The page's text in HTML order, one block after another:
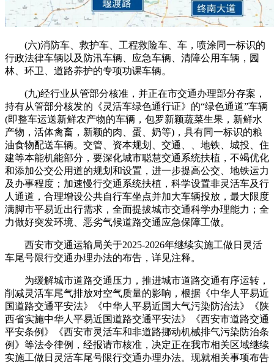
(六)消防车、救护车、工程救险车、车，喷涂同一标识的
行政法律车辆以及防汛车辆、应急车辆、清障公用车辆，园
林、环卫、道路养护的专项功课车辆。
(九)经行业从管部分核准，并正在市交通办理部分存案，
持有从管部分核发的《灵活车绿色通行证》的“绿色通道”车辆
(即整车运送新鲜农产物的车辆，包罗新颖蔬菜生果，新鲜水
产物，活体禽畜，新颖的肉、蛋、奶等)，具有同一标识的粮
油食物配送车辆。交管、资本规划、交通、、地铁、城投、住
建等本能机能部分，要深化城市聪慧交通系统扶植，不竭优化
和添加公交公用道的规划和设置，进一步提高公交、地铁运力
及办事程度；加速慢行交通系统扶植，科学设置非灵活车及行
人通道，合理增设公共自行车坐点并加大车辆投放，最大限度
满脚市平易近出行需求，全面提拔城市交通科学办理能力；全
力做好突发环境、恶劣气候道路交通应急保障工做。
西安市交通运输局关于2025-2026年继续实施工做日灵活
车尾号限行交通办理办法的布告，详见注释。
为缓解城市道路交通压力，推进城市道路交通有序运转，
削减灵活车尾气排放对空气质量的影响，根据《中华人平易近
国道路交通平安法》《中华人平易近国大气污染防治法》《陕
西省实施中华人平易近国道路交通平安法》《西安市道路交通
平安条例》《西安市灵活车和非道路挪动机械排气污染防治条
例》等法令律例，经报请市核准，决定正在我市相关区域继续
实施工做日灵活车尾号限行交通办理办法。现就相关事项布告